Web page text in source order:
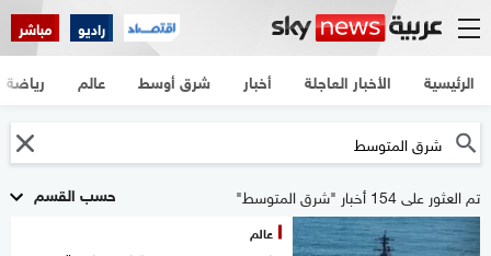
راديو مباشر
الرئيسية الأخبار العاجلة أخبار شرق أوسط عالم رياضة
حسب القسم تم العثور على 154 أخبار "شرق المتوسط"
عالم